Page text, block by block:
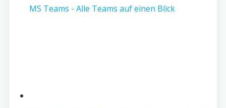
MS Teams - Alle Teams auf einen Blick